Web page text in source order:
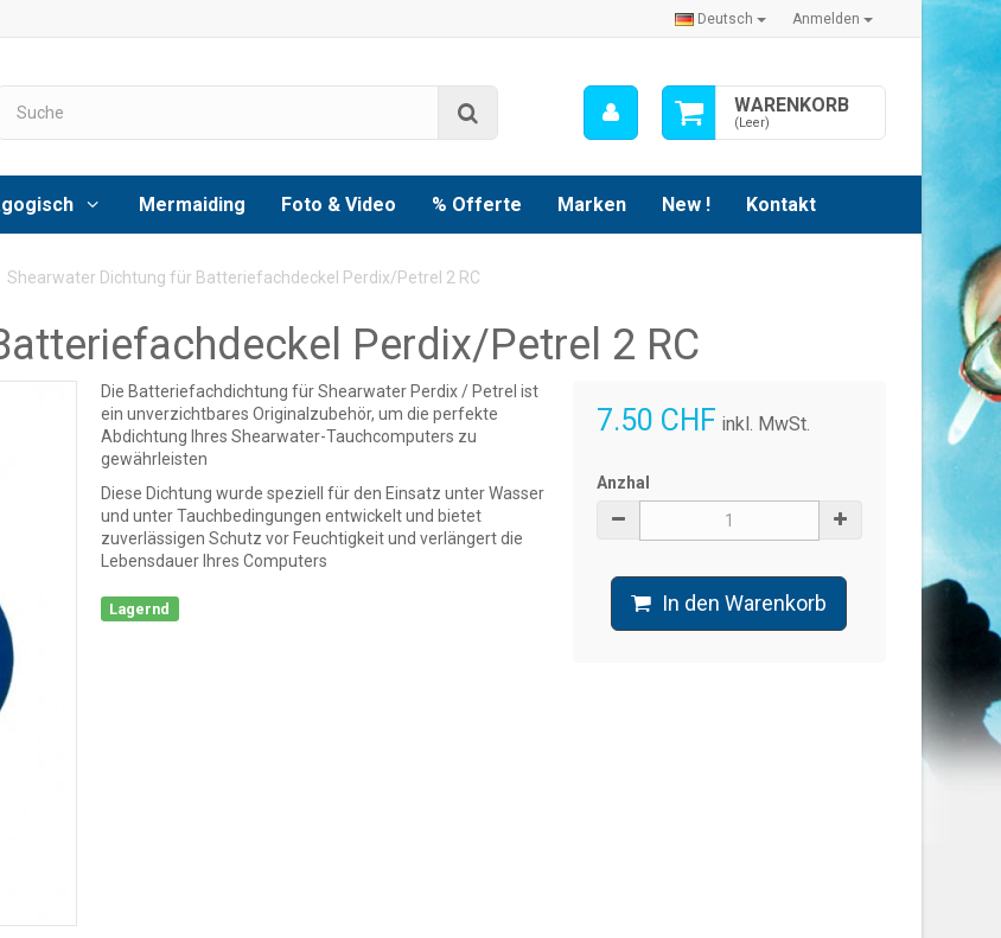
Anmelden
Deutsch
WARENKORB
(Leer)
Mein
Konto
Mermaiding Foto & Video % Offerte Marken New ! Kontakt
Shearwater Dichtung für Batteriefachdeckel Perdix/Petrel 2 RC
Perdix/Petrel 2 RC
7.50 CHF inkl. MwSt.
Anzhal
In den Warenkorb
Die Batteriefachdichtung für Shearwater Perdix / Petrel ist
ein unverzichtbares Originalzubehör, um die perfekte
Abdichtung Ihres Shearwater-Tauchcomputers zu
gewährleisten
Diese Dichtung wurde speziell für den Einsatz unter Wasser
und unter Tauchbedingungen entwickelt und bietet
zuverlässigen Schutz vor Feuchtigkeit und verlängert die
Lebensdauer Ihres Computers
Lagernd